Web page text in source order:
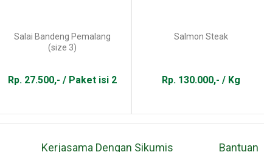
Salai Bandeng Pemalang
(size 3)
Rp. 27.500,- / Paket isi 2
Salmon Steak
Rp. 130.000,- / Kg
Kerjasama Dengan Sikumis Bantuan